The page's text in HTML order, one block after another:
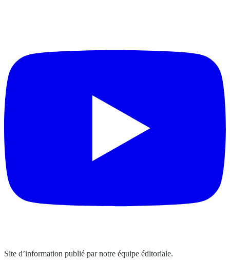
Site d’information publié par notre équipe éditoriale.